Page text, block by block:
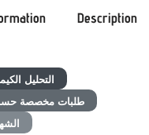
Description
التحليل
طلبات مخصصة